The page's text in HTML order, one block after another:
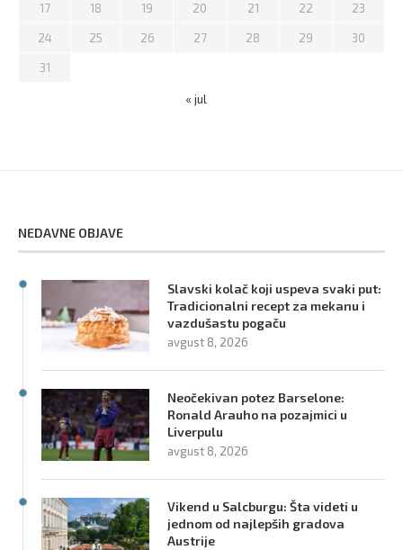
17 18 19 20 21 22 23
24 25 26 27 28 29 30
31
« jul
NEDAVNE OBJAVE
Slavski kolač koji uspeva svaki put:
Tradicionalni recept za mekanu i
vazdušastu pogaču
avgust 8, 2026
Neočekivan potez Barselone:
Ronald Arauho na pozajmici u
Liverpulu
avgust 8, 2026
Vikend u Salcburgu: Šta videti u
jednom od najlepših gradova
Austrije